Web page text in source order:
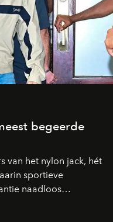
begeerde
van het nylon jack, hét
sportieve
naadloos